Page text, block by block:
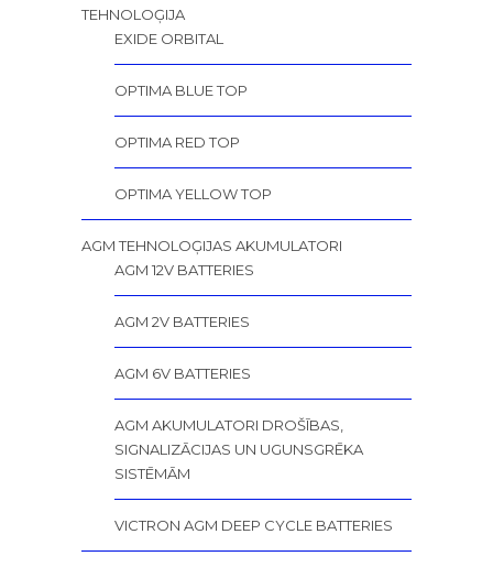
TEHNOLOĢIJA
EXIDE ORBITAL
OPTIMA BLUE TOP
OPTIMA RED TOP
OPTIMA YELLOW TOP
AGM TEHNOLOĢIJAS AKUMULATORI
AGM 12V BATTERIES
AGM 2V BATTERIES
AGM 6V BATTERIES
AGM AKUMULATORI DROŠĪBAS,
SIGNALIZĀCIJAS UN UGUNSGRĒKA
SISTĒMĀM
VICTRON AGM DEEP CYCLE BATTERIES